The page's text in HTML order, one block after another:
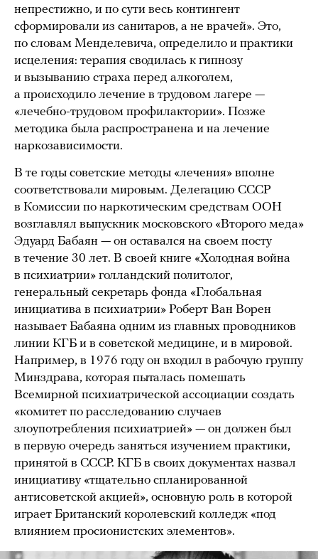
непрестижно, и по сути весь контингент
сформировали из санитаров, а не врачей». Это,
по словам Менделевича, определило и практики
исцеления: терапия сводилась к гипнозу
и вызыванию страха перед алкоголем,
а происходило лечение в трудовом лагере —
«лечебно-трудовом профилактории». Позже
методика была распространена и на лечение
наркозависимости.
В те годы советские методы «лечения» вполне
соответствовали мировым. Делегацию СССР
в Комиссии по наркотическим средствам ООН
возглавлял выпускник московского «Второго меда»
Эдуард Бабаян — он оставался на своем посту
в течение 30 лет. В своей книге «Холодная война
в психиатрии» голландский политолог,
генеральный секретарь фонда «Глобальная
инициатива в психиатрии» Роберт Ван Ворен
называет Бабаяна одним из главных проводников
линии КГБ и в советской медицине, и в мировой.
Например, в 1976 году он входил в рабочую группу
Минздрава, которая пыталась помешать
Всемирной психиатрической ассоциации создать
«комитет по расследованию случаев
злоупотребления психиатрией» — он должен был
в первую очередь заняться изучением практики,
принятой в СССР. КГБ в своих документах назвал
инициативу «тщательно спланированной
антисоветской акцией», основную роль в которой
играет Британский королевский колледж «под
влиянием просионистских элементов».